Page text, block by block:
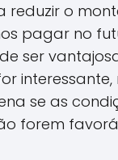
reduzir o
pagar no
ser
se as
forem